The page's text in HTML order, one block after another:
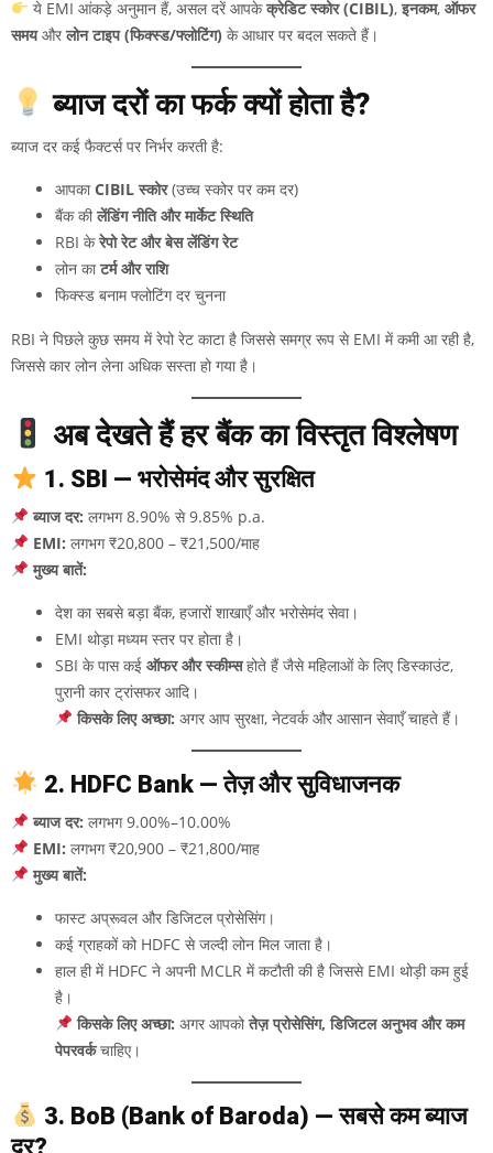
ये EMI आंकड़े अनुमान हैं, असल दरें आपकेक्रेडिट स्कोर (CIBIL),इनकम, ऑफर
समयऔरलोन टाइप (फिक्स्ड/फ्लोटिंग) के आधार पर बदल सकते हैं।
ब्याज दरों का फर्क क्यों होता है?
ब्याज दर कई फैक्टर्स पर निर्भर करती है:
आपकाCIBIL स्कोर(उच्च स्कोर पर कम दर)
बैंक कीलेंडिंग नीति और मार्केट स्थिति
RBI केरेपो रेट और बेस लेंडिंग रेट
लोन काटर्म और राशि
फिक्स्ड बनाम फ्लोटिंग दर चुनना
RBI ने पिछले कुछ समय में रेपो रेट काटा है जिससे समग्र रूप से EMI में कमी आ रही है,
जिससे कार लोन लेना अधिक सस्ता हो गया है।
अब देखते हैं हर बैंक का विस्तृत विश्लेषण
1. SBI — भरोसेमंद और सुरक्षित
ब्याज दर: लगभग 8.90% से 9.85% p.a.
EMI: लगभग ₹20,800 – ₹21,500/माह
मुख्य बातें:
देश का सबसे बड़ा बैंक, हजारों शाखाएँ और भरोसेमंद सेवा।
EMI थोड़ा मध्यम स्तर पर होता है।
SBI के पास कई ऑफर और स्कीम्सहोते हैं जैसे महिलाओं के लिए डिस्काउंट,
पुरानी कार ट्रांसफर आदि।
किसके लिए अच्छा: अगर आप सुरक्षा, नेटवर्क और आसान सेवाएँ चाहते हैं।
2. HDFC Bank — तेज़ और सुविधाजनक
ब्याज दर: लगभग 9.00%–10.00%
EMI: लगभग ₹20,900 – ₹21,800/माह
मुख्य बातें:
फास्ट अप्रूवल और डिजिटल प्रोसेसिंग।
कई ग्राहकों को HDFC से जल्दी लोन मिल जाता है।
हाल ही में HDFC ने अपनी MCLR में कटौती की है जिससे EMI थोड़ी कम हुई
है।
किसके लिए अच्छा: अगर आपकोतेज़ प्रोसेसिंग, डिजिटल अनुभव और कम
पेपरवर्कचाहिए।
3. BoB (Bank of Baroda) — सबसे कम ब्याज
दर?